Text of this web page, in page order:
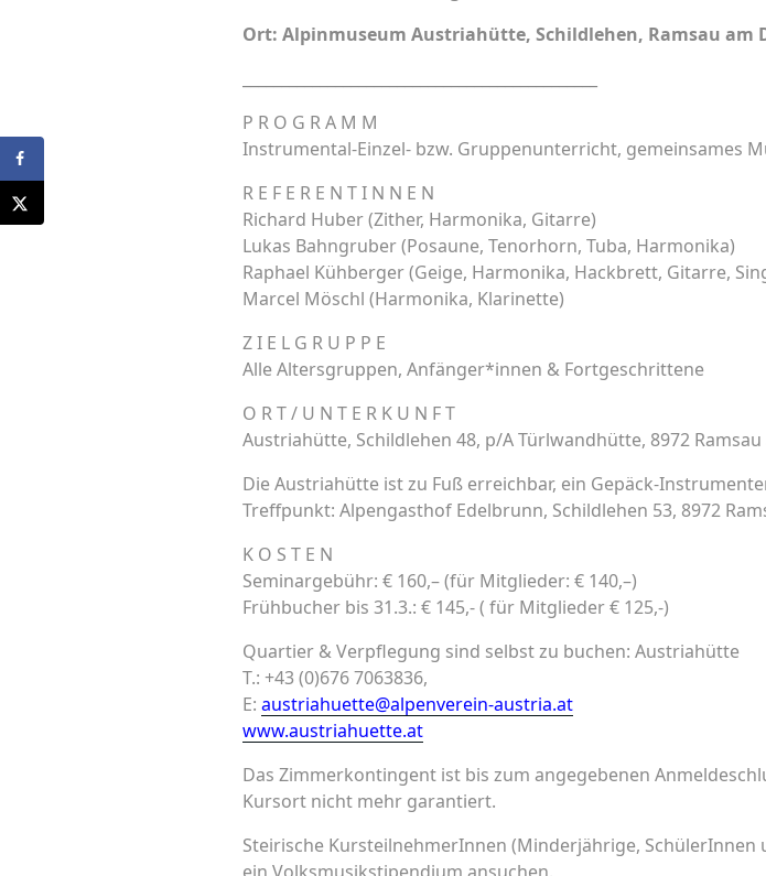
Ort: Alpinmuseum Austriahütte, Schildlehen, Ramsau am
P R O G R A M M
Instrumental-Einzel- bzw. Gruppenunterricht, gemeinsames
R E F E R E N T I N N E N
Richard Huber (Zither, Harmonika, Gitarre)
Lukas Bahngruber (Posaune, Tenorhorn, Tuba, Harmonika)
Raphael Kühberger (Geige, Harmonika, Hackbrett, Gitarre,
Marcel Möschl (Harmonika, Klarinette)
Z I E L G R U P P E
Alle Altersgruppen, Anfänger*innen & Fortgeschrittene
O R T / U N T E R K U N F T
Austriahütte, Schildlehen 48, p/A Türlwandhütte, 8972
Die Austriahütte ist zu Fuß erreichbar, ein Gepäck-
Treffpunkt: Alpengasthof Edelbrunn, Schildlehen 53, 8972
K O S T E N
Seminargebühr: € 160,– (für Mitglieder: € 140,–)
Frühbucher bis 31.3.: € 145,- ( für Mitglieder € 125,-)
Quartier & Verpflegung sind selbst zu buchen: Austriahütte
T.: +43 (0)676 7063836,
E: austriahuette@alpenverein-austria.at
www.austriahuette.at
Das Zimmerkontingent ist bis zum angegebenen
Kursort nicht mehr garantiert.
Steirische KursteilnehmerInnen (Minderjährige, SchülerInnen